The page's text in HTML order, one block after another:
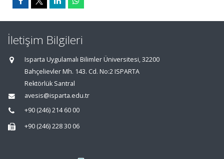
İletişim Bilgileri
Isparta Uygulamalı Bilimler Üniversitesi, 32200
Bahçelievler Mh. 143. Cd. No:2 ISPARTA
Rektörlük Santral
avesis@isparta.edu.tr
+90 (246) 214 60 00
+90 (246) 228 30 06